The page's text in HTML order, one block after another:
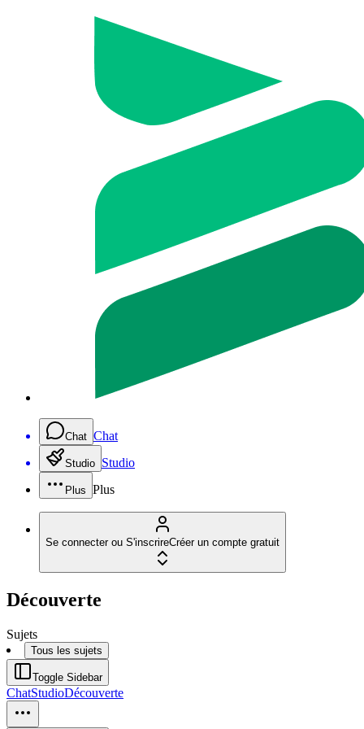
Chat Chat
Studio Studio
Plus Plus
Se connecter ou S'inscrireCréer un compte gratuit
Découverte
Sujets
Tous les sujets
Toggle Sidebar
ChatStudioDécouverte